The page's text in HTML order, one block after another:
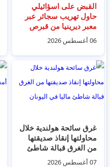
القبض على اسؤائيلي
حاول تهريب سجائر عبر
معبر ديرينيا من قبرص
التركية الى اليونانية06 أغسطس 2026
غرق سائحة هولندية خلال
محاولتها إنقاذ صديقتها
من الغرق قبالة شاطئ
ماليا في اليونان07 أغسطس 2026